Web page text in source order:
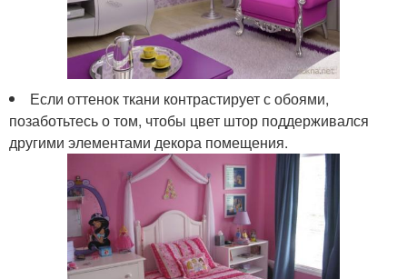
Если оттенок ткани контрастирует с обоями,
позаботьтесь о том, чтобы цвет штор поддерживался
другими элементами декора помещения.